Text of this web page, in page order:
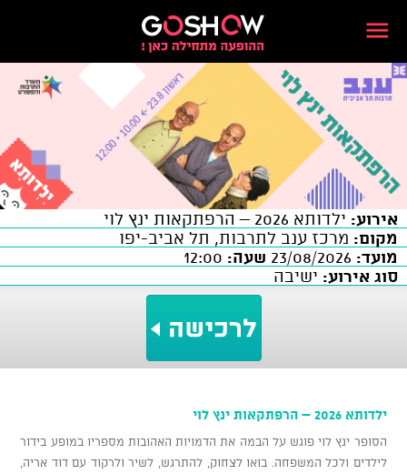
אירוע: ילדותא 2026 – הרפתקאות ינץ לוי
מקום: מרכז ענב לתרבות, תל אביב-יפו
מועד:
שעה:
סוג אירוע: ישיבה
ילדותא 2026 – הרפתקאות ינץ לוי
הסופר ינץ לוי פוגש על הבמה את הדמויות האהובות מספריו במופע בידור
לילדים ולכל המשפחה. בואו לצחוק, להתרגש, לשיר ולרקוד עם דוד אריה,